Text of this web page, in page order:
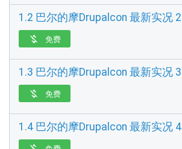
1.2 巴尔的摩Drupalcon 最新实况 2
 免费
1.3 巴尔的摩Drupalcon 最新实况 3
 免费
1.4 巴尔的摩Drupalcon 最新实况 4